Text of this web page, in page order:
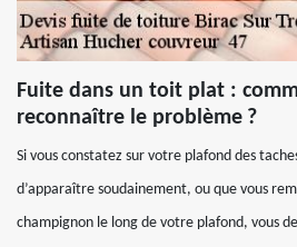
Fuite dans un toit plat :
reconnaître le problème ?
Si vous constatez sur votre plafond des
d’apparaître soudainement, ou que vous
champignon le long de votre plafond, vous